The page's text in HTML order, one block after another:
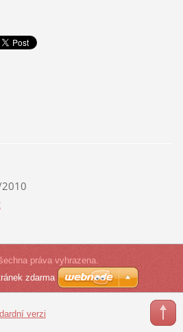
práva vyhrazena.
zdarma
verzi